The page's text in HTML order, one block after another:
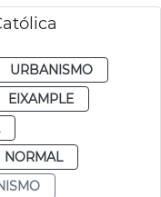
URBANISMO
EIXAMPLE
NORMAL